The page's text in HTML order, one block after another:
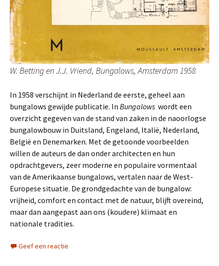
W. Betting en J.J. Vriend, Bungalows, Amsterdam 1958
In 1958 verschijnt in Nederland de eerste, geheel aan
bungalows gewijde publicatie. In Bungalows wordt een
overzicht gegeven van de stand van zaken in de naoorlogse
bungalowbouw in Duitsland, Engeland, Italië, Nederland,
België en Denemarken. Met de getoonde voorbeelden
willen de auteurs de dan onder architecten en hun
opdrachtgevers, zeer moderne en populaire vormentaal
van de Amerikaanse bungalows, vertalen naar de West-
Europese situatie. De grondgedachte van de bungalow:
vrijheid, comfort en contact met de natuur, blijft overeind,
maar dan aangepast aan ons (koudere) klimaat en
nationale tradities.
Geef een reactie